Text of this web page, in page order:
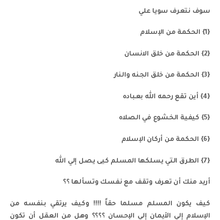
سوف نتعرف سويا علي
{1} الحكمة من الإسلام
{2} الحكمة من خلق الانسان
{3} الحكمة من خلق الجنه والنار
{4} أين تقع رحمه الله بعباده
{5} كيفية الخشوع في الصلاه
{6} الحكمة من أركان الإسلام
{7} الطرق التي يسلكها المسلم كيى يصل إلي الله
أريد منك أن تعرف وتقف مع نفسك وتسألها ؟؟
كيف يكون المسلم مسلما حقاً !!!! وكيف يرتقي بنفسه من
الإسلام إلي الأيمان إلي الإحسان ؟؟؟؟ وهل من العقل أن تكون